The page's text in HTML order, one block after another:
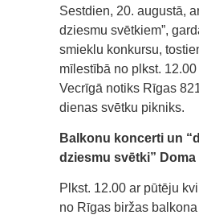
Sestdien, 20. augustā,
dziesmu svētkiem”,
smieklu konkursu,
mīlestībā no plkst.
Vecrīgā notiks Rīgas
dienas svētku pikniks.
Balkonu koncerti un
dziesmu svētki”
Plkst. 12.00 ar pūtēju
no Rīgas biržas